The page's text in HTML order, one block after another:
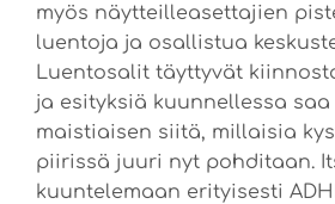
myös näytteilleasettajien
luentoja ja osallistua
Luentosalit täyttyvät
ja esityksiä kuunnellessa saa
maistiaisen siitä, millaisia
piirissä juuri nyt pohditaan.
kuuntelemaan erityisesti